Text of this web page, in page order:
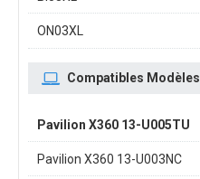
ON03XL
Compatibles Modèles
Pavilion X360 13-U005TU
Pavilion X360 13-U003NC